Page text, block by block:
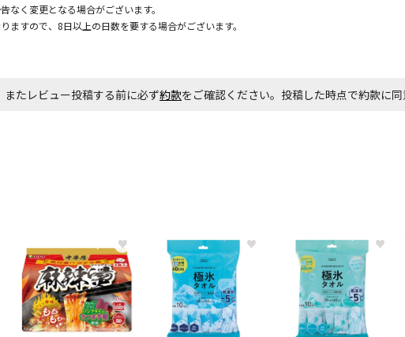
く変更となる場合がございます。
すので、8日以上の日数を要する場合がございます。
たレビュー投稿する前に必ず約款をご確認ください。投稿した時点で約款
♥ ♥ ♥